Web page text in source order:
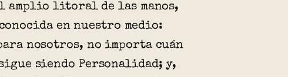
amplio litoral de las manos,
en nuestro medio:
nosotros, no importa cuán
siendo Personalidad; y,